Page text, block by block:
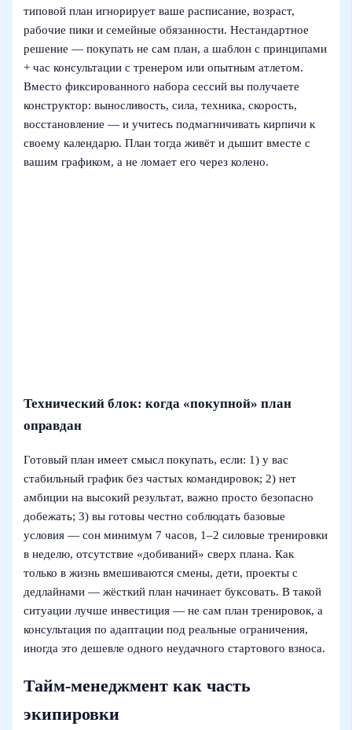
типовой план игнорирует ваше расписание, возраст,
рабочие пики и семейные обязанности. Нестандартное
решение — покупать не сам план, а шаблон с принципами
+ час консультации с тренером или опытным атлетом.
Вместо фиксированного набора сессий вы получаете
конструктор: выносливость, сила, техника, скорость,
восстановление — и учитесь подмагничивать кирпичи к
своему календарю. План тогда живёт и дышит вместе с
вашим графиком, а не ломает его через колено.
Технический блок: когда «покупной» план
оправдан
Готовый план имеет смысл покупать, если: 1) у вас
стабильный график без частых командировок; 2) нет
амбиции на высокий результат, важно просто безопасно
добежать; 3) вы готовы честно соблюдать базовые
условия — сон минимум 7 часов, 1–2 силовые тренировки
в неделю, отсутствие «добиваний» сверх плана. Как
только в жизнь вмешиваются смены, дети, проекты с
дедлайнами — жёсткий план начинает буксовать. В такой
ситуации лучше инвестиция — не сам план тренировок, а
консультация по адаптации под реальные ограничения,
иногда это дешевле одного неудачного стартового взноса.
Тайм-менеджмент как часть
экипировки